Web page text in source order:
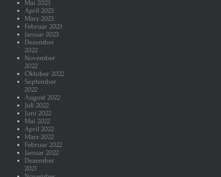
Mai 2023
April 2023
März 2023
Februar 2023
Januar 2023
Dezember
2022
November
2022
Oktober 2022
September
2022
August 2022
Juli 2022
Juni 2022
Mai 2022
April 2022
März 2022
Februar 2022
Januar 2022
Dezember
2021